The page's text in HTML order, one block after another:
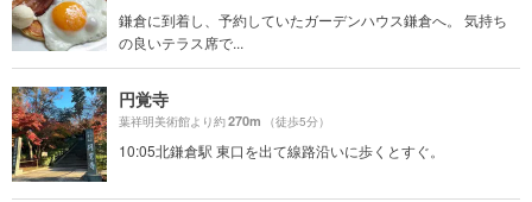
鎌倉に到着し、予約していたガーデンハウス鎌倉へ。 気持ち
の良いテラス席で...
円覚寺
葉祥明美術館より約270m （徒歩5分）
10:05北鎌倉駅 東口を出て線路沿いに歩くとすぐ。